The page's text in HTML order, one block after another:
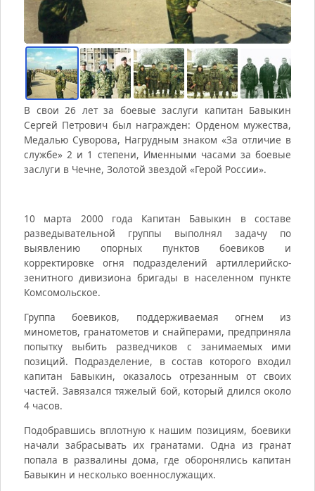
В свои 26 лет за боевые заслуги капитан Бавыкин
Сергей Петрович был награжден: Орденом мужества,
Медалью Суворова, Нагрудным знаком «За отличие в
службе» 2 и 1 степени, Именными часами за боевые
заслуги в Чечне, Золотой звездой «Герой России».
10 марта 2000 года Капитан Бавыкин в составе
разведывательной группы выполнял задачу по
выявлению опорных пунктов боевиков и
корректировке огня подразделений артиллерийско-
зенитного дивизиона бригады в населенном пункте
Комсомольское.
Группа боевиков, поддерживаемая огнем из
минометов, гранатометов и снайперами, предприняла
попытку выбить разведчиков с занимаемых ими
позиций. Подразделение, в состав которого входил
капитан Бавыкин, оказалось отрезанным от своих
частей. Завязался тяжелый бой, который длился около
4 часов.
Подобравшись вплотную к нашим позициям, боевики
начали забрасывать их гранатами. Одна из гранат
попала в развалины дома, где оборонялись капитан
Бавыкин и несколько военнослужащих.